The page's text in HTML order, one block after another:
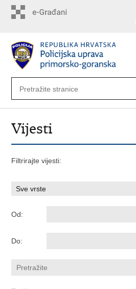
Vijesti
Filtrirajte vijesti:
Od:
Do: